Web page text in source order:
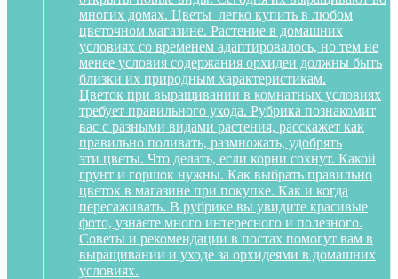
многих домах. Цветы легко купить в любом
цветочном магазине. Растение в домашних
условиях со временем адаптировалось, но тем не
менее условия содержания орхидеи должны быть
близки их природным характеристикам.
Цветок при выращивании в комнатных условиях
требует правильного ухода. Рубрика познакомит
вас с разными видами растения, расскажет как
правильно поливать, размножать, удобрять
эти цветы. Что делать, если корни сохнут. Какой
грунт и горшок нужны. Как выбрать правильно
цветок в магазине при покупке. Как и когда
пересаживать. В рубрике вы увидите красивые
фото, узнаете много интересного и полезного.
Советы и рекомендации в постах помогут вам в
выращивании и уходе за орхидеями в домашних
условиях.